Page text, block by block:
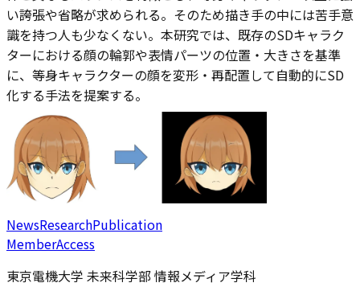
い誇張や省略が求められる。そのため描き手の中には苦手意
識を持つ人も少なくない。本研究では、既存のSDキャラク
ターにおける顔の輪郭や表情パーツの位置・大きさを基準
に、等身キャラクターの顔を変形・再配置して自動的にSD
化する手法を提案する。
NewsResearchPublication
MemberAccess
東京電機大学 未来科学部 情報メディア学科